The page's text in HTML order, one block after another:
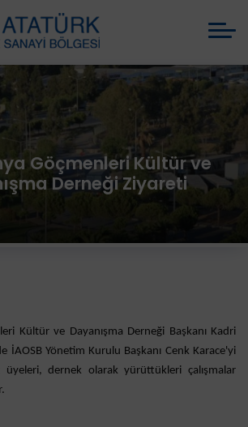
Göçmenleri Kültür ve
Derneği Ziyareti
Kültür ve Dayanışma Derneği Başkanı Kadri
İAOSB Yönetim Kurulu Başkanı Cenk Karace'yi
dernek olarak yürüttükleri çalışmalar